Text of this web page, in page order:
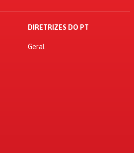
DIRETRIZES DO PT
Geral